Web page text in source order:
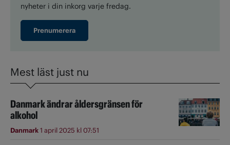
nyheter i din inkorg varje fredag.
Prenumerera
Mest läst just nu
Danmark ändrar åldersgränsen för
alkohol
Danmark1 april 2025 kl 07:51